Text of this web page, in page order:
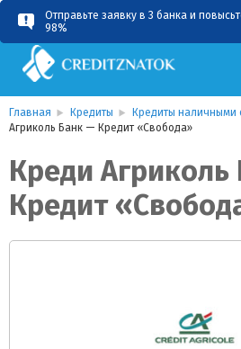
Отправьте заявку в 3 банка и
98%
Главная Кредиты Кредиты наличными
Агриколь Банк — Кредит «Свобода»
Креди
Кредит